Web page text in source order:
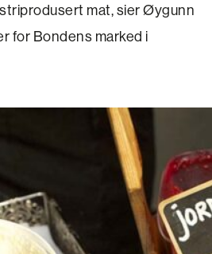
mat, sier Øygunn
for Bondens marked i